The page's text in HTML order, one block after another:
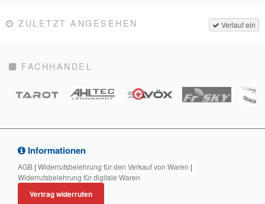
Verlauf ein
ZULETZT ANGESEHEN
FACHHANDEL
Informationen
AGB | Widerrufsbelehrung für den Verkauf von Waren |
Widerrufsbelehrung für digitale Waren
Vertrag widerrufen